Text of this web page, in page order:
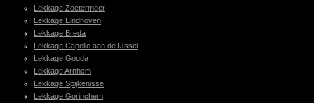
Lekkage Zoetermeer
Lekkage Eindhoven
Lekkage Breda
Lekkage Capelle aan de IJssel
Lekkage Gouda
Lekkage Arnhem
Lekkage Spijkenisse
Lekkage Gorinchem